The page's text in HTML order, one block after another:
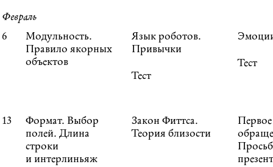
Февраль
6
Модульность.
Правило якорных
объектов
Язык роботов.
Привычки
Тест
Тест
13
Формат. Выбор
полей. Длина
строки
и интерлиньяж
Закон Фиттса.
Теория близости
Первое